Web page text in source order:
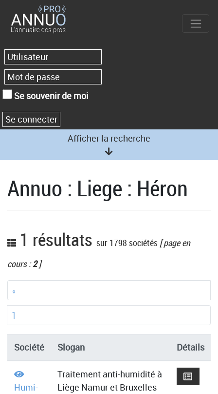
Se souvenir de moi
Afficher la recherche
Annuo : Liege : Héron
1 résultats sur 1798 sociétés [ page en
cours :2]
«
1
Société Slogan Détails
Humi-
Traitement anti-humidité à
Liège Namur et Bruxelles